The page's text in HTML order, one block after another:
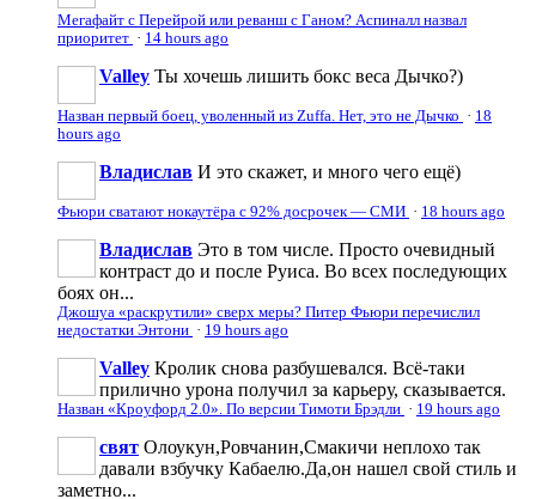
Мегафайт с Перейрой или реванш с Ганом? Аспиналл назвал
приоритет · 14 hours ago
Valley Ты хочешь лишить бокс веса Дычко?)
Назван первый боец, уволенный из Zuffa. Нет, это не Дычко · 18
hours ago
Владислав И это скажет, и много чего ещё)
Фьюри сватают нокаутёра с 92% досрочек — СМИ · 18 hours ago
Владислав Это в том числе. Просто очевидный
контраст до и после Руиса. Во всех последующих
боях он...
Джошуа «раскрутили» сверх меры? Питер Фьюри перечислил
недостатки Энтони · 19 hours ago
Valley Кролик снова разбушевался. Всё-таки
прилично урона получил за карьеру, сказывается.
Назван «Кроуфорд 2.0». По версии Тимоти Брэдли · 19 hours ago
свят Олоукун,Ровчанин,Смакичи неплохо так
давали взбучку Кабаелю.Да,он нашел свой стиль и
заметно...